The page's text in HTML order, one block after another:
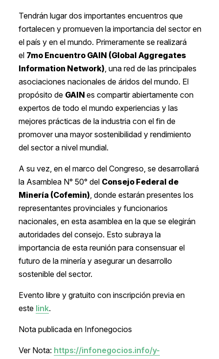
Tendrán lugar dos importantes encuentros que
fortalecen y promueven la importancia del sector en
el país y en el mundo. Primeramente se realizará
el 7mo Encuentro GAIN (Global Aggregates
Information Network) , una red de las principales
asociaciones nacionales de áridos del mundo. El
propósito de GAIN es compartir abiertamente con
expertos de todo el mundo experiencias y las
mejores prácticas de la industria con el fin de
promover una mayor sostenibilidad y rendimiento
del sector a nivel mundial.
A su vez, en el marco del Congreso, se desarrollará
la Asamblea N° 50° del Consejo Federal de
Minería (Cofemin) , donde estarán presentes los
representantes provinciales y funcionarios
nacionales, en esta asamblea en la que se elegirán
autoridades del consejo. Esto subraya la
importancia de esta reunión para consensuar el
futuro de la minería y asegurar un desarrollo
sostenible del sector.
Evento libre y gratuito con inscripción previa en
este link.
Nota publicada en Infonegocios
Ver Nota: https://infonegocios.info/y-